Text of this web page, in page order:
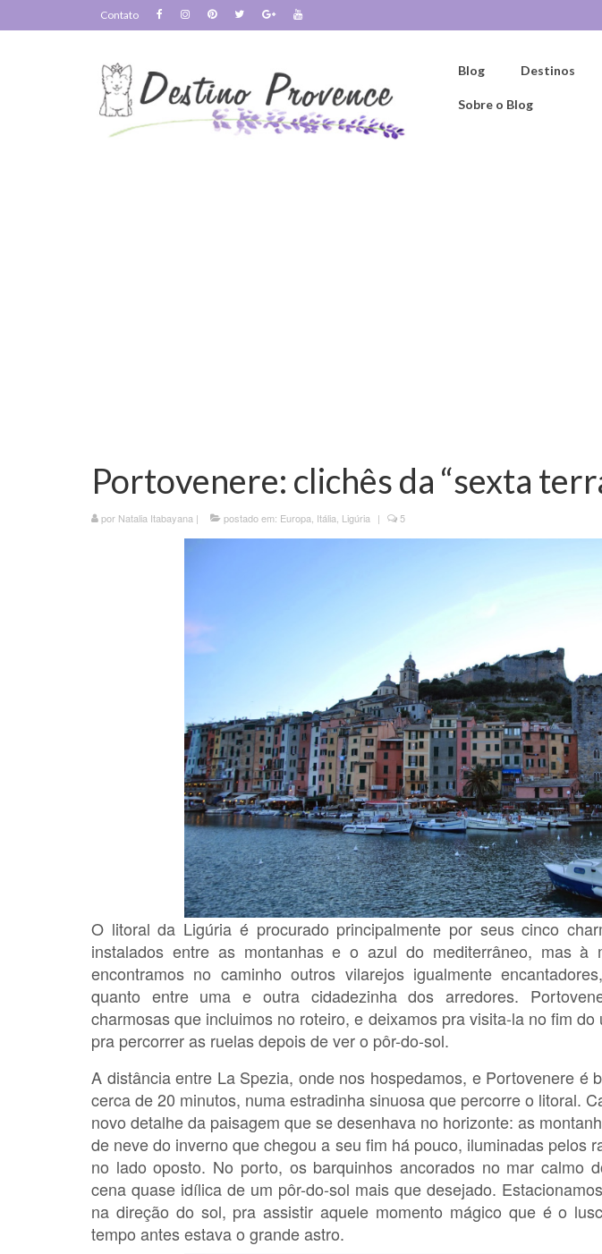
Contato
Blog Destinos
Sobre o Blog
Portovenere: clichês da “sexta
por Natalia Itabayana | postado em: Europa Itália Ligúria | 5
O litoral da Ligúria é procurado principalmente por seus cinco
instalados entre as montanhas e o azul do mediterrâneo, mas à
encontramos no caminho outros vilarejos igualmente
quanto entre uma e outra cidadezinha dos arredores.
charmosas que incluimos no roteiro, e deixamos pra visita-la no fim
pra percorrer as ruelas depois de ver o pôr-do-sol.
A distância entre La Spezia, onde nos hospedamos, e Portovenere é
cerca de 20 minutos, numa estradinha sinuosa que percorre o litoral.
novo detalhe da paisagem que se desenhava no horizonte: as
de neve do inverno que chegou a seu fim há pouco, iluminadas pelos
no lado oposto. No porto, os barquinhos ancorados no mar calmo
cena quase idílica de um pôr-do-sol mais que desejado.
na direção do sol, pra assistir aquele momento mágico que é o
tempo antes estava o grande astro.